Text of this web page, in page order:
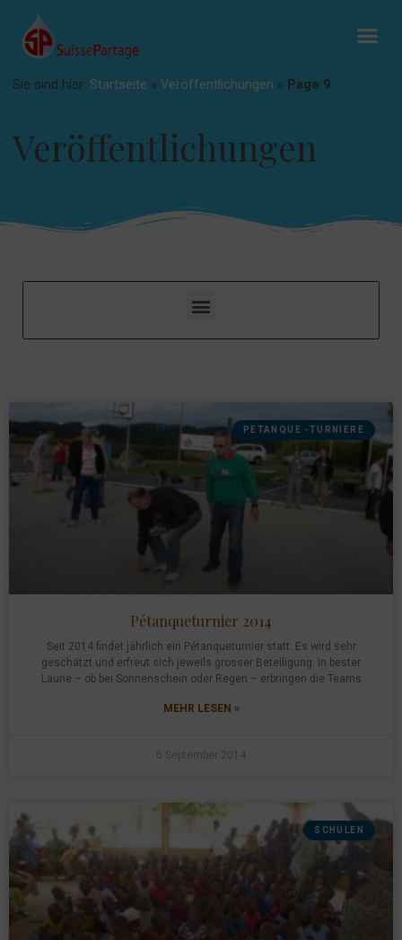
Sie sind hier: Startseite » Veröffentlichungen » Page 9
Veröffentlichungen
PETANQUE -TURNIERE
Pétanqueturnier 2014
Seit 2014 findet jährlich ein Pétanqueturnier statt. Es wird sehr
geschätzt und erfreut sich jeweils grosser Beteiligung. In bester
Laune – ob bei Sonnenschein oder Regen – erbringen die Teams
MEHR LESEN »
6 September 2014
SCHULEN